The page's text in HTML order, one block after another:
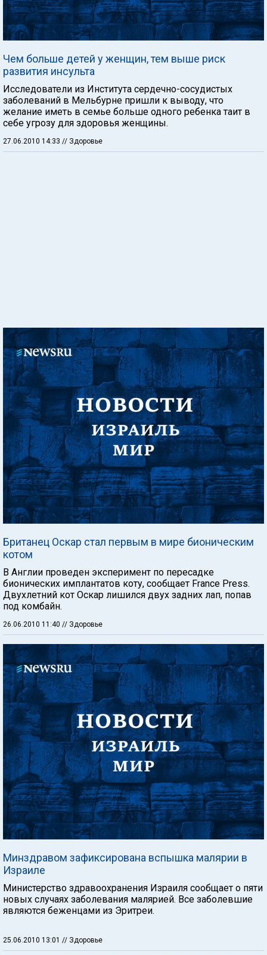
Чем больше детей у женщин, тем выше риск
развития инсульта
Исследователи из Института сердечно-сосудистых
заболеваний в Мельбурне пришли к выводу, что
желание иметь в семье больше одного ребенка таит в
себе угрозу для здоровья женщины.
27.06.2010 14:33 // Здоровье
Британец Оскар стал первым в мире бионическим
котом
В Англии проведен эксперимент по пересадке
бионических имплантатов коту, сообщает France Press.
Двухлетний кот Оскар лишился двух задних лап, попав
под комбайн.
26.06.2010 11:40 // Здоровье
Минздравом зафиксирована вспышка малярии в
Израиле
Министерство здравоохранения Израиля сообщает о пяти
новых случаях заболевания малярией. Все заболевшие
являются беженцами из Эритреи.
25.06.2010 13:01 // Здоровье